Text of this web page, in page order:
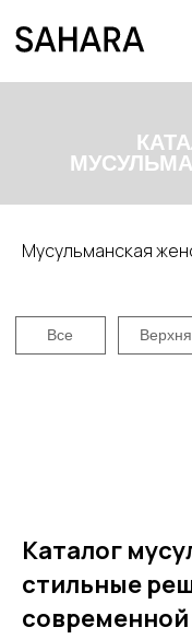
Мусульманская
Каталог
стильные